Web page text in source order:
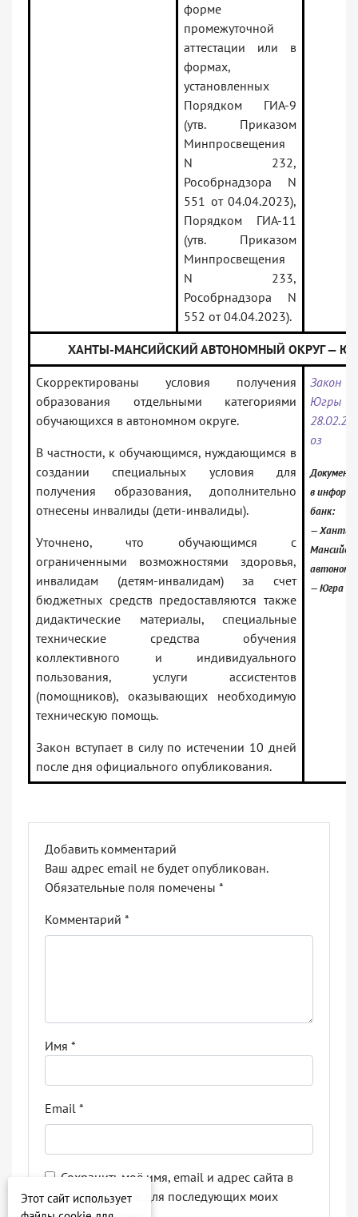
форме
промежуточной
аттестации или в
формах,
установленных
Порядком ГИА-9
(утв. Приказом
Минпросвещения
N 232,
Рособрнадзора N
551 от 04.04.2023),
Порядком ГИА-11
(утв. Приказом
Минпросвещения
N 233,
Рособрнадзора N
552 от 04.04.2023).
ХАНТЫ-МАНСИЙСКИЙ АВТОНОМНЫЙ ОКРУГ —
Скорректированы условия получения
образования отдельными категориями
обучающихся в автономном округе.
В частности, к обучающимся, нуждающимся в
создании специальных условия для
получения образования, дополнительно
отнесены инвалиды (дети-инвалиды).
Уточнено, что обучающимся с
ограниченными возможностями здоровья,
инвалидам (детям-инвалидам) за счет
бюджетных средств предоставляются также
дидактические материалы, специальные
технические средства обучения
коллективного и индивидуального
пользования, услуги ассистентов
(помощников), оказывающих необходимую
техническую помощь.
Закон вступает в силу по истечении 10 дней
после дня официального опубликования.
Закон
оз
Документ
в
банк:
— Ханты-
— Югра
Добавить комментарий
Ваш адрес email не будет опубликован.
Обязательные поля помечены *
Комментарий *
Имя *
Email *
Сохранить моё имя, email и адрес сайта в
этом браузере для последующих моих
Этот сайт использует